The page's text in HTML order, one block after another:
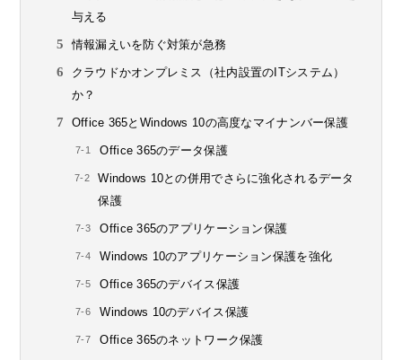
与える
情報漏えいを防ぐ対策が急務
クラウドかオンプレミス（社内設置のITシステム）
か？
Office 365とWindows 10の高度なマイナンバー保護
Office 365のデータ保護
Windows 10との併用でさらに強化されるデータ
保護
Office 365のアプリケーション保護
Windows 10のアプリケーション保護を強化
Office 365のデバイス保護
Windows 10のデバイス保護
Office 365のネットワーク保護